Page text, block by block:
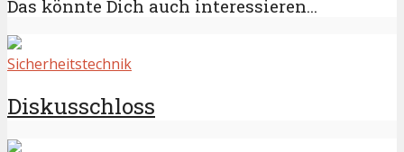
Das könnte Dich auch interessieren...
Sicherheitstechnik
Diskusschloss